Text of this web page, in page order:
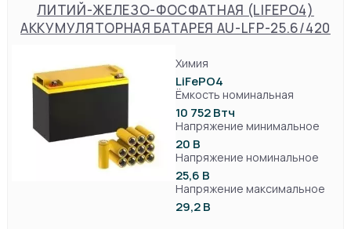
ЛИТИЙ-ЖЕЛЕЗО-ФОСФАТНАЯ (LIFEPO4)
АККУМУЛЯТОРНАЯ БАТАРЕЯ AU-LFP-25.6/420
Химия
LiFePO4
Ёмкость номинальная
10 752 Втч
Напряжение минимальное
20 В
Напряжение номинальное
25,6 В
Напряжение максимальное
29,2 В